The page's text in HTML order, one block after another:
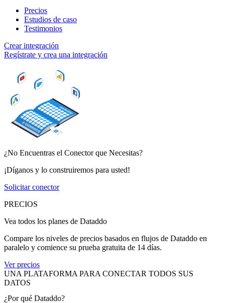
Precios
Estudios de caso
Testimonios
Crear integración
Regístrate y crea una integración
¿No Encuentras el Conector que Necesitas?
¡Díganos y lo construiremos para usted!
Solicitar conector
PRECIOS
Vea todos los planes de Dataddo
Compare los niveles de precios basados en flujos de Dataddo en
paralelo y comience su prueba gratuita de 14 días.
Ver precios
UNA PLATAFORMA PARA CONECTAR TODOS SUS
DATOS
¿Por qué Dataddo?